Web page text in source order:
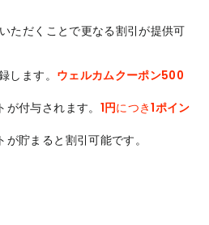
ただくことで更なる割引が提供可
します。 ウェルカムクーポン500
付与されます。 1円につき1ポイン
貯まると割引可能です。